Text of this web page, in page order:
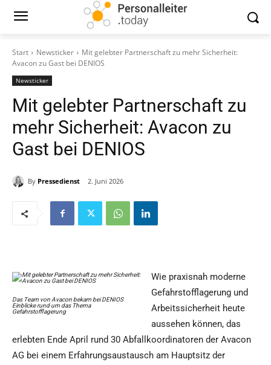
Start Newsticker
Mit gelebter Partnerschaft zu mehr Sicherheit:
Avacon zu Gast bei DENIOS
Newsticker
Mit gelebter Partnerschaft zu
mehr Sicherheit: Avacon zu
Gast bei DENIOS
By Pressedienst 2. Juni 2026
Das Team von Avacon bekam bei DENIOS
Einblicke rund um das Thema
Gefahrstofflagerung
Wie praxisnah moderne
Gefahrstofflagerung und
Arbeitssicherheit heute
aussehen können, das
erlebten Ende April rund 30 Abfallkoordinatoren der Avacon
AG bei einem Erfahrungsaustausch am Hauptsitz der